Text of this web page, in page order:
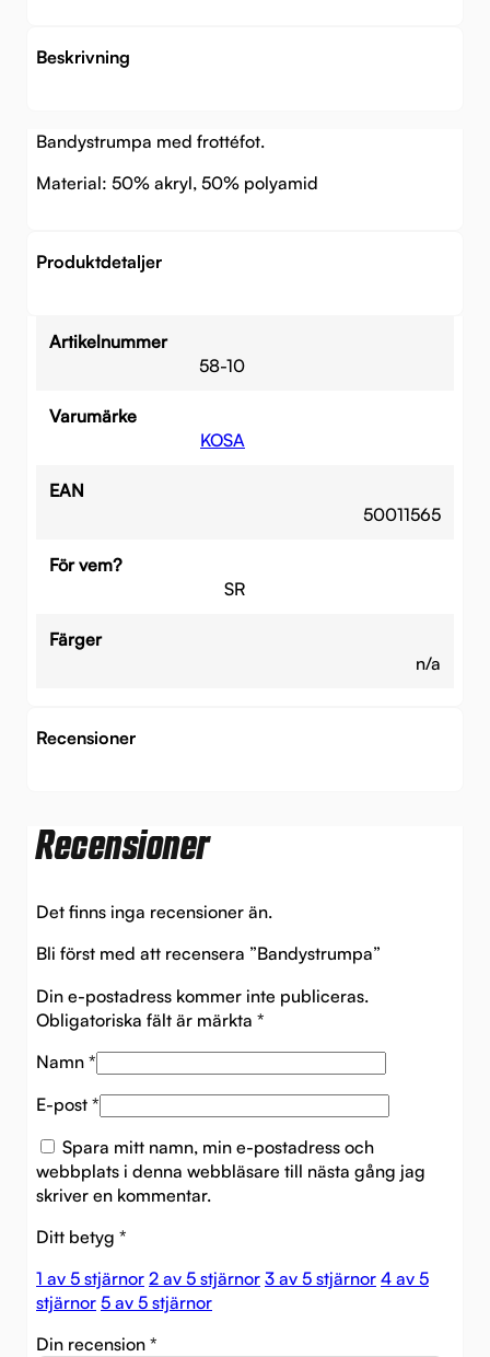
Beskrivning
Bandystrumpa med frottéfot.
Material: 50% akryl, 50% polyamid
Produktdetaljer
Artikelnummer
58-10
Varumärke
KOSA
EAN
50011565
För vem?
SR
Färger
n/a
Recensioner
Recensioner
Det finns inga recensioner än.
Bli först med att recensera ”Bandystrumpa”
Din e-postadress kommer inte publiceras.
Obligatoriska fält är märkta *
Namn *
E-post *
Spara mitt namn, min e-postadress och
webbplats i denna webbläsare till nästa gång jag
skriver en kommentar.
Ditt betyg *
1 av 5 stjärnor 2 av 5 stjärnor 3 av 5 stjärnor 4 av 5
stjärnor 5 av 5 stjärnor
Din recension *